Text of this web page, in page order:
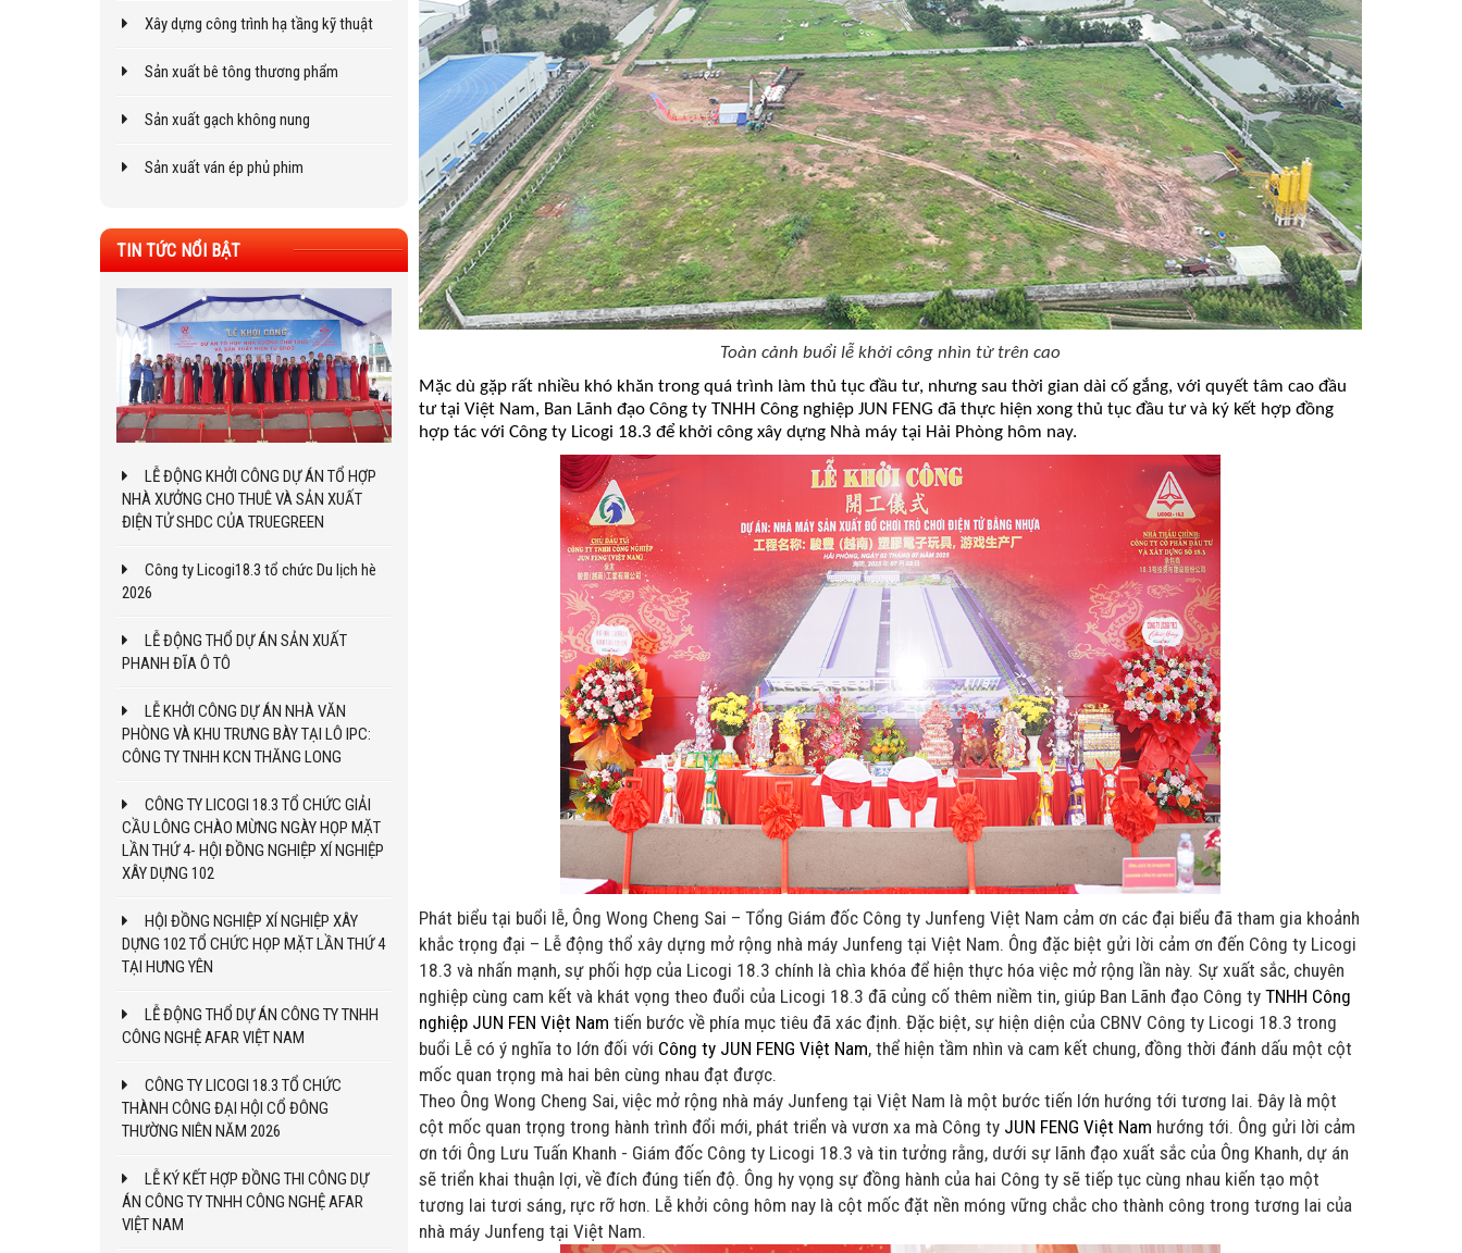
Xây dựng công trình hạ tầng kỹ thuật
Sản xuất bê tông thương phẩm
Sản xuất gạch không nung
Sản xuất ván ép phủ phim
TIN TỨC NỔI BẬT
LỄ ĐỘNG KHỞI CÔNG DỰ ÁN TỔ HỢP
NHÀ XƯỞNG CHO THUÊ VÀ SẢN XUẤT
ĐIỆN TỬ SHDC CỦA TRUEGREEN
Công ty Licogi18.3 tổ chức Du lịch hè
2026
LỄ ĐỘNG THỔ DỰ ÁN SẢN XUẤT
PHANH ĐĨA Ô TÔ
LỄ KHỞI CÔNG DỰ ÁN NHÀ VĂN
PHÒNG VÀ KHU TRƯNG BÀY TẠI LÔ IPC:
CÔNG TY TNHH KCN THĂNG LONG
CÔNG TY LICOGI 18.3 TỔ CHỨC GIẢI
CẦU LÔNG CHÀO MỪNG NGÀY HỌP MẶT
LẦN THỨ 4- HỘI ĐỒNG NGHIỆP XÍ NGHIỆP
XÂY DỰNG 102
HỘI ĐỒNG NGHIỆP XÍ NGHIỆP XÂY
DỰNG 102 TỔ CHỨC HỌP MẶT LẦN THỨ 4
TẠI HƯNG YÊN
LỄ ĐỘNG THỔ DỰ ÁN CÔNG TY TNHH
CÔNG NGHỆ AFAR VIỆT NAM
CÔNG TY LICOGI 18.3 TỔ CHỨC
THÀNH CÔNG ĐẠI HỘI CỔ ĐÔNG
THƯỜNG NIÊN NĂM 2026
LỄ KÝ KẾT HỢP ĐỒNG THI CÔNG DỰ
ÁN CÔNG TY TNHH CÔNG NGHỆ AFAR
VIỆT NAM
Toàn cảnh buổi lễ khởi công nhìn từ trên cao
Mặc dù gặp rất nhiều khó khăn trong quá trình làm thủ tục đầu tư, nhưng sau thời gian dài cố gắng, với quyết tâm cao đầu
tư tại Việt Nam, Ban Lãnh đạo Công ty TNHH Công nghiệp JUN FENG đã thực hiện xong thủ tục đầu tư và ký kết hợp đồng
hợp tác với Công ty Licogi 18.3 để khởi công xây dựng Nhà máy tại Hải Phòng hôm nay.
Phát biểu tại buổi lễ, Ông Wong Cheng Sai – Tổng Giám đốc Công ty Junfeng Việt Nam cảm ơn các đại biểu đã tham gia khoảnh
khắc trọng đại – Lễ động thổ xây dựng mở rộng nhà máy Junfeng tại Việt Nam. Ông đặc biệt gửi lời cảm ơn đến Công ty Licogi
18.3 và nhấn mạnh, sự phối hợp của Licogi 18.3 chính là chìa khóa để hiện thực hóa việc mở rộng lần này. Sự xuất sắc, chuyên
nghiệpcùng cam kết và khát vọng theo đuổi của Licogi 18.3 đã củng cố thêm niềm tin, giúp Ban Lãnh đạo Công ty TNHH Công
nghiệp JUN FEN Việt Nam tiến bước về phía mục tiêu đã xác định. Đặc biệt, sự hiện diện của CBNV Công ty Licogi 18.3 trong
buổi Lễ có ý nghĩa to lớn đối với Công tyJUN FENG Việt Nam, thể hiện tầm nhìn và cam kết chung, đồng thời đánh dấu một cột
mốc quan trọng mà hai bên cùng nhau đạt được.
Theo Ông Wong Cheng Sai, việcmở rộng nhà máy Junfeng tại Việt Nam là một bước tiến lớn hướng tới tương lai. Đây là một
cột mốc quan trọng trong hành trình đổi mới, phát triển và vươn xa mà Công ty JUN FENG Việt Nam hướng tới. Ông gửi lời cảm
ơn tới Ông Lưu Tuấn Khanh - Giám đốc Công ty Licogi 18.3 và tin tưởng rằng, dưới sự lãnh đạo xuất sắc củaÔng Khanh, dự án
sẽ triển khai thuận lợi, về đích đúng tiến độ. Ông hy vọng sự đồng hành của hai Công ty sẽ tiếp tục cùng nhau kiến tạo một
tương lai tươi sáng, rực rỡ hơn. Lễ khởi công hôm nay là cột mốc đặt nền móng vững chắc cho thành công trong tương lai của
nhà máy Junfeng tại Việt Nam.